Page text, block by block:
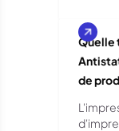
Quelle
de